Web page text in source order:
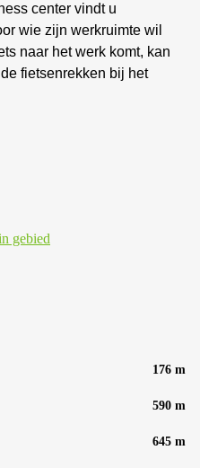
center vindt u
wie zijn werkruimte wil
naar het werk komt, kan
fietsenrekken bij het
gebied
176 m
590 m
645 m